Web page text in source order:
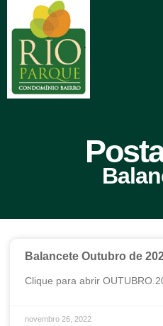
Balancete Outubro de
Clique para abrir
novembro 26, 2022